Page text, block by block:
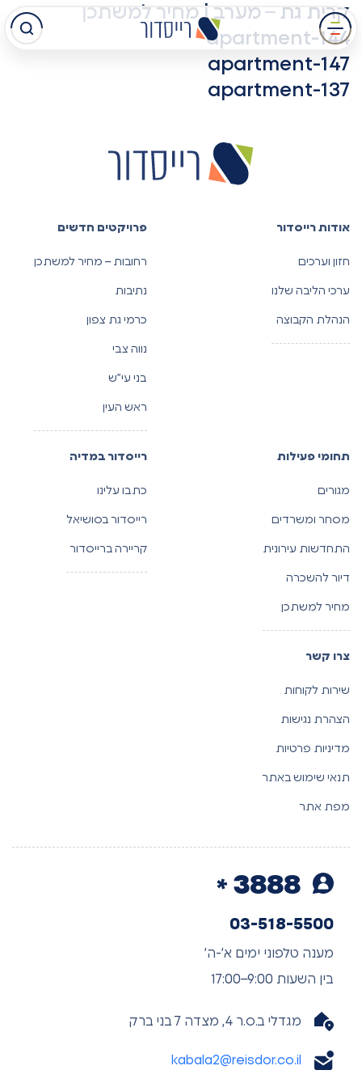
מעבר
לתוכן
המרכזי
קרית גת – מערב | מחיר למשתכן
apartment-144
apartment-147
apartment-137
אודות רייסדור
חזון וערכים
ערכי הליבה שלנו
הנהלת הקבוצה
פרויקטים חדשים
רחובות – מחיר למשתכן
נתיבות
כרמי גת צפון
נווה צבי
בני עי”ש
ראש העין
תחומי פעילות
מגורים
מסחר ומשרדים
התחדשות עירונית
דיור להשכרה
מחיר למשתכן
רייסדור במדיה
כתבו עלינו
רייסדור בסושיאל
קריירה ברייסדור
צרו קשר
שירות לקוחות
הצהרת נגישות
מדיניות פרטיות
תנאי שימוש באתר
מפת אתר
03-518-5500
מענה טלפוני ימים א’-ה’
בין השעות 9:00–17:00
מגדלי ב.ס.ר 4, מצדה 7 בני ברק
kabala2@reisdor.co.il